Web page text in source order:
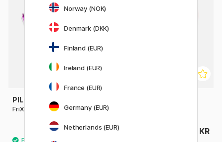
PILOT
FriXion Clicker 0.7
49 KR 49 KR
Norway (NOK)
Denmark (DKK)
Finland (EUR)
Ireland (EUR)
France (EUR)
Germany (EUR)
Netherlands (EUR)